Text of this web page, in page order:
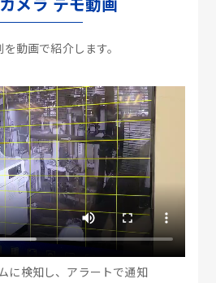
動画で紹介します。
に検知し、アラートで通知